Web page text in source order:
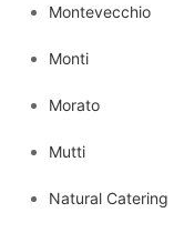
Montevecchio
Monti
Morato
Mutti
Natural Catering